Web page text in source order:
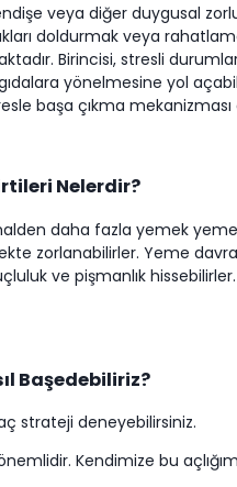
veya diğer duygusal
doldurmak veya
Birincisi, stresli
yönelmesine yol
başa çıkma
Nelerdir?
daha fazla yemek
zorlanabilirler. Yeme
ve pişmanlık
Başedebiliriz?
strateji deneyebilirsiniz.
Kendimize bu